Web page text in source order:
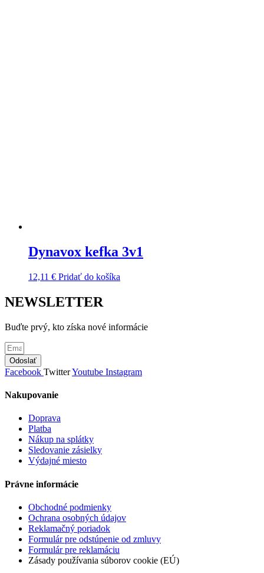
Dynavox kefka 3v1
12,11 € Pridať do košíka
NEWSLETTER
Buďte prvý, kto získa nové informácie
Odoslať
Facebook TwitterYoutube Instagram
Nakupovanie
Doprava
Platba
Nákup na splátky
Sledovanie zásielky
Výdajné miesto
Právne informácie
Obchodné podmienky
Ochrana osobných údajov
Reklamačný poriadok
Formulár pre odstúpenie od zmluvy
Formulár pre reklamáciu
Zásady používania súborov cookie (EÚ)